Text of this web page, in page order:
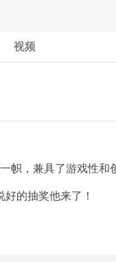
视频
，兼具了游戏性
的抽奖他来了！